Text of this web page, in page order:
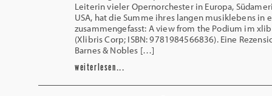
Leiterin vieler Opernorchester in Europa,
USA, hat die Summe ihres langen musiklebens in
zusammengefasst: A view from the Podium im
(Xlibris Corp; ISBN: 9781984566836). Eine
Barnes & Nobles […]
weiterlesen...